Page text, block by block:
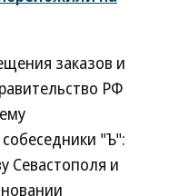
заказов и
РФ
"Ъ":
Севастополя и